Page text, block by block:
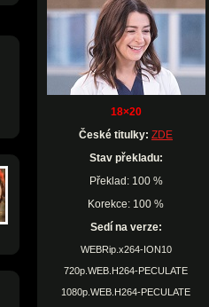
18×20
České titulky: ZDE
Stav překladu:
Překlad: 100 %
Korekce: 100 %
Sedí na verze:
WEBRip.x264-ION10
720p.WEB.H264-PECULATE
1080p.WEB.H264-PECULATE